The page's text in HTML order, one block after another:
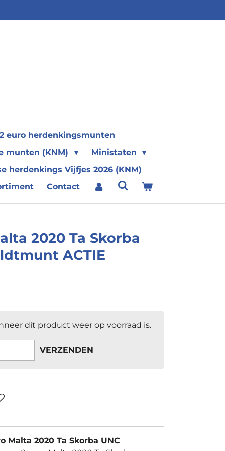
2 euro herdenkingsmunten
munten (KNM)
Ministaten
herdenkings Vijfjes 2026 (KNM)
Contact
2020 Ta Skorba
ACTIE
dit product weer op voorraad is.
VERZENDEN
Malta 2020 Ta Skorba UNC